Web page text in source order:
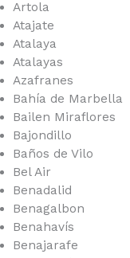
Artola
Atajate
Atalaya
Atalayas
Azafranes
Bahía de Marbella
Bailen Miraflores
Bajondillo
Baños de Vilo
Bel Air
Benadalid
Benagalbon
Benahavís
Benajarafe